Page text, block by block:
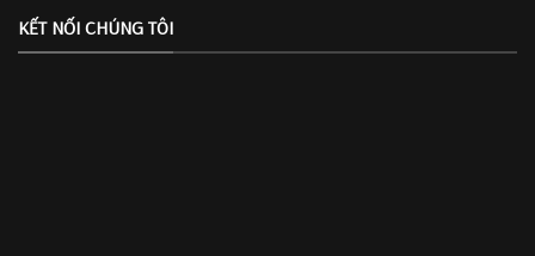
KẾT NỐI CHÚNG TÔI